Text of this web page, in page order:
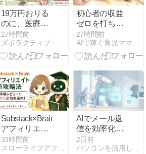
19万円おりる
のに、医療保
険を解約する
タイミングの
話
27時間前
初心者の収益
ゼロを打ち破
る
Threads×note
収益化設計書
27時間前
Substack×Brain
アフィリエイ
ト新攻略法の
体験レビュー
33時間前
AIでメール返
信を効率化す
る方法｜下書
きから送信前
2日前